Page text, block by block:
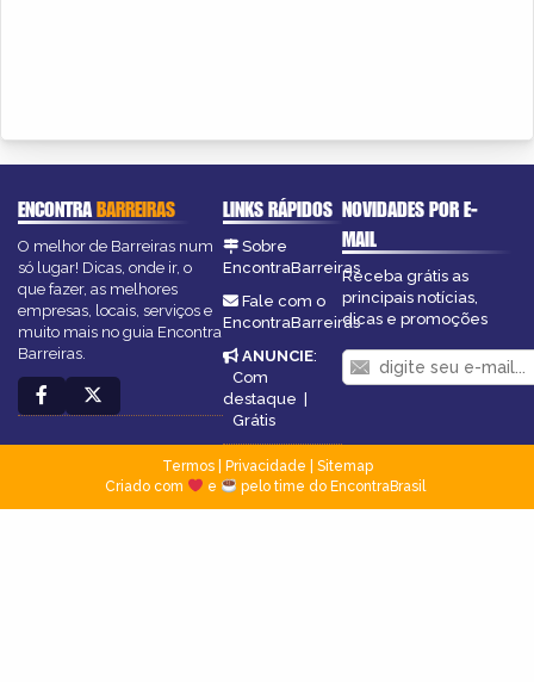
ENCONTRABARREIRAS
O melhor de Barreiras num
só lugar! Dicas, onde ir, o
que fazer, as melhores
empresas, locais, serviços e
muito mais no guia Encontra
Barreiras.
LINKS RÁPIDOS
Sobre
EncontraBarreiras
Fale com o
EncontraBarreiras
ANUNCIE:
Com
destaque |
Grátis
NOVIDADES POR E-
MAIL
Receba grátis as
principais notícias,
dicas e promoções
Termos| Privacidade
Sitemap
Criado com
e pelo time do EncontraBrasil